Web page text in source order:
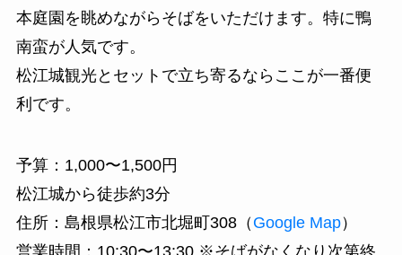
本庭園を眺めながらそばをいただけます。特に鴨
南蛮が人気です。
松江城観光とセットで立ち寄るならここが一番便
利です。
予算：1,000〜1,500円
松江城から徒歩約3分
住所：島根県松江市北堀町308（ Google Map）